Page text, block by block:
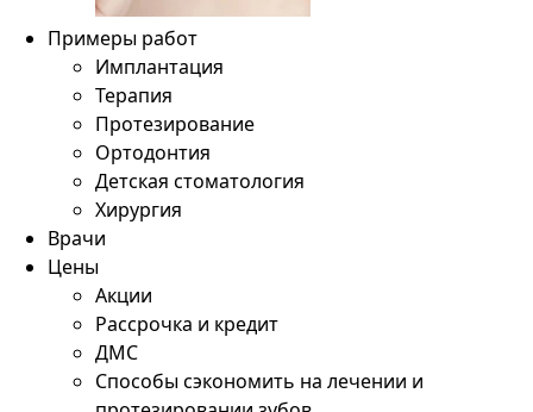
Примеры работ
Имплантация
Терапия
Протезирование
Ортодонтия
Детская стоматология
Хирургия
Врачи
Цены
Акции
Рассрочка и кредит
ДМС
Способы сэкономить на лечении и